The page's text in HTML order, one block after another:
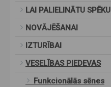
LAI PALIELINĀTU SPĒKU
NOVĀJĒŠANAI
IZTURĪBAI
VESELĪBAS PIEDEVAS
Funkcionālās sēnes